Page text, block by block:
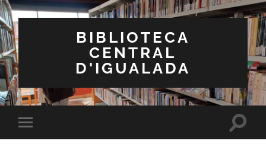
BIBLIOTECA
CENTRAL
D'IGUALADA
Toggle
mobile
Toggle